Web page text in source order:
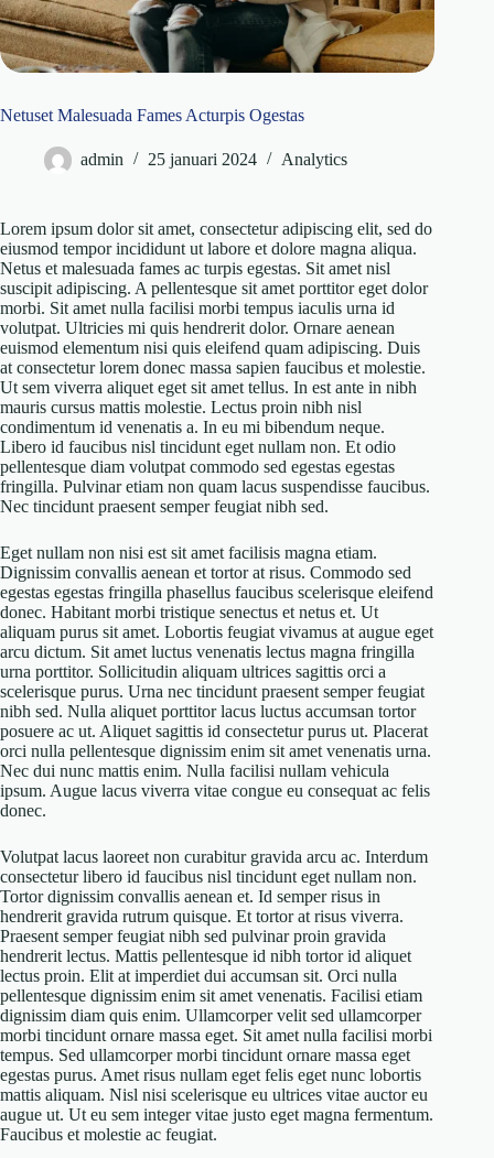
Netuset Malesuada Fames Acturpis Ogestas
admin 25 januari 2024 Analytics
Lorem ipsum dolor sit amet, consectetur adipiscing elit, sed do
eiusmod tempor incididunt ut labore et dolore magna aliqua.
Netus et malesuada fames ac turpis egestas. Sit amet nisl
suscipit adipiscing. A pellentesque sit amet porttitor eget dolor
morbi. Sit amet nulla facilisi morbi tempus iaculis urna id
volutpat. Ultricies mi quis hendrerit dolor. Ornare aenean
euismod elementum nisi quis eleifend quam adipiscing. Duis
at consectetur lorem donec massa sapien faucibus et molestie.
Ut sem viverra aliquet eget sit amet tellus. In est ante in nibh
mauris cursus mattis molestie. Lectus proin nibh nisl
condimentum id venenatis a. In eu mi bibendum neque.
Libero id faucibus nisl tincidunt eget nullam non. Et odio
pellentesque diam volutpat commodo sed egestas egestas
fringilla. Pulvinar etiam non quam lacus suspendisse faucibus.
Nec tincidunt praesent semper feugiat nibh sed.
Eget nullam non nisi est sit amet facilisis magna etiam.
Dignissim convallis aenean et tortor at risus. Commodo sed
egestas egestas fringilla phasellus faucibus scelerisque eleifend
donec. Habitant morbi tristique senectus et netus et. Ut
aliquam purus sit amet. Lobortis feugiat vivamus at augue eget
arcu dictum. Sit amet luctus venenatis lectus magna fringilla
urna porttitor. Sollicitudin aliquam ultrices sagittis orci a
scelerisque purus. Urna nec tincidunt praesent semper feugiat
nibh sed. Nulla aliquet porttitor lacus luctus accumsan tortor
posuere ac ut. Aliquet sagittis id consectetur purus ut. Placerat
orci nulla pellentesque dignissim enim sit amet venenatis urna.
Nec dui nunc mattis enim. Nulla facilisi nullam vehicula
ipsum. Augue lacus viverra vitae congue eu consequat ac felis
donec.
Volutpat lacus laoreet non curabitur gravida arcu ac. Interdum
consectetur libero id faucibus nisl tincidunt eget nullam non.
Tortor dignissim convallis aenean et. Id semper risus in
hendrerit gravida rutrum quisque. Et tortor at risus viverra.
Praesent semper feugiat nibh sed pulvinar proin gravida
hendrerit lectus. Mattis pellentesque id nibh tortor id aliquet
lectus proin. Elit at imperdiet dui accumsan sit. Orci nulla
pellentesque dignissim enim sit amet venenatis. Facilisi etiam
dignissim diam quis enim. Ullamcorper velit sed ullamcorper
morbi tincidunt ornare massa eget. Sit amet nulla facilisi morbi
tempus. Sed ullamcorper morbi tincidunt ornare massa eget
egestas purus. Amet risus nullam eget felis eget nunc lobortis
mattis aliquam. Nisl nisi scelerisque eu ultrices vitae auctor eu
augue ut. Ut eu sem integer vitae justo eget magna fermentum.
Faucibus et molestie ac feugiat.